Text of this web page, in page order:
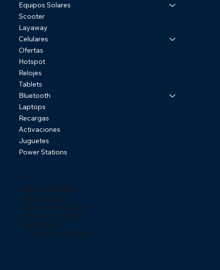
Equipos Solares
Scooter
Layaway
Celulares
Ofertas
Hotspot
Relojes
Tablets
Bluetooth
Laptops
Recargas
Activaciones
Juguetes
Power Stations
Politicas
Terms & Conditions
Politicas de Envío
Politica de Devoluciones
Politica de Privacidad
ChargeBacks
¿Como funciona Klarna?